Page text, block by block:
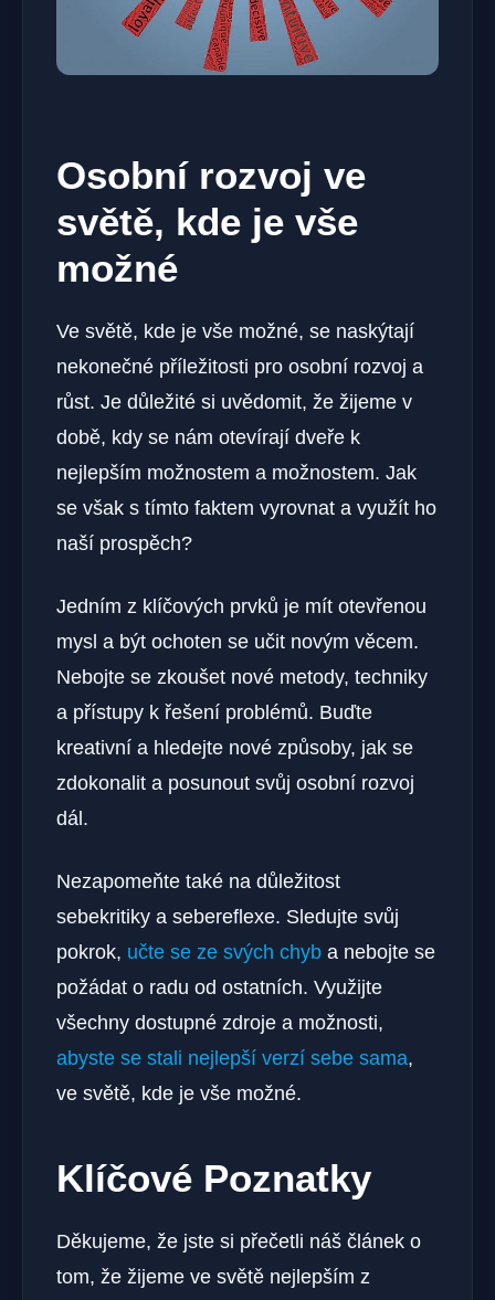
Osobní rozvoj ve
světě, kde je vše
možné
Ve světě, kde je vše možné, se naskýtají
nekonečné příležitosti pro osobní rozvoj a
růst. Je důležité si uvědomit, že žijeme v
době, kdy se nám otevírají dveře k
nejlepším možnostem a možnostem. Jak
se však s tímto faktem vyrovnat a využít ho
naší prospěch?
Jedním z klíčových prvků je mít otevřenou
mysl a být ochoten se učit novým věcem.
Nebojte se zkoušet nové metody, techniky
a přístupy k řešení problémů. Buďte
kreativní a hledejte nové způsoby, jak se
zdokonalit a posunout svůj osobní rozvoj
dál.
Nezapomeňte také na důležitost
sebekritiky a sebereflexe. Sledujte svůj
pokrok, učte se ze svých chyb a nebojte se
požádat o radu od ostatních. Využijte
všechny dostupné zdroje a možnosti,
abyste se stali nejlepší verzí sebe sama,
ve světě, kde je vše možné.
Klíčové Poznatky
Děkujeme, že jste si přečetli náš článek o
tom, že žijeme ve světě nejlepším z